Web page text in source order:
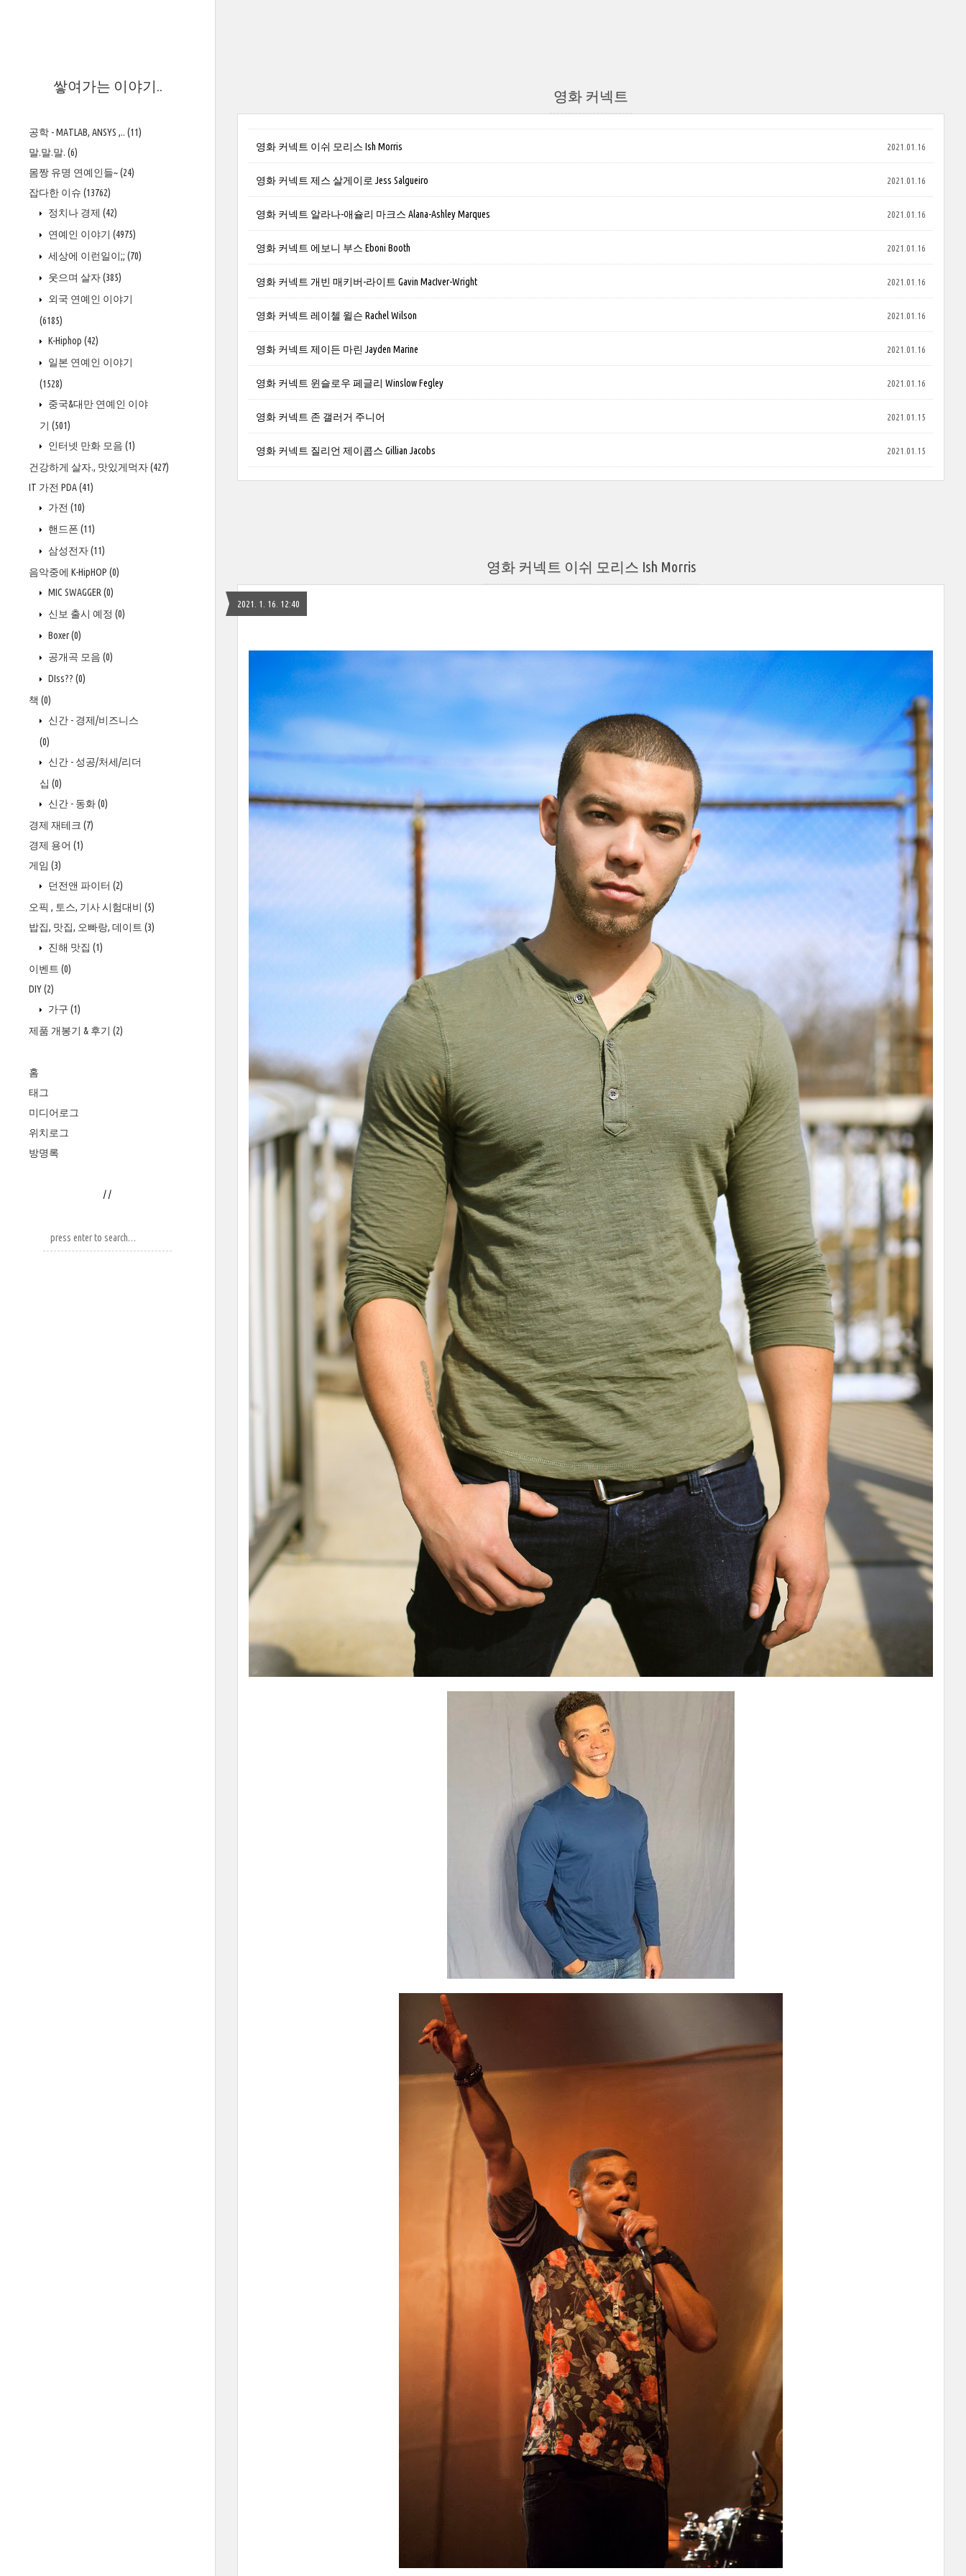
쌓여가는 이야기..
공학 - MATLAB, ANSYS ,.. (11)
말.말.말. (6)
몸짱 유명 연예인들~(24)
잡다한 이슈 (13762)
정치나 경제 (42)
연예인 이야기 (4975)
세상에 이런일이;; (70)
웃으며 살자(385)
외국 연예인 이야기
(6185)
K-Hiphop (42)
일본 연예인 이야기
(1528)
중국&대만 연예인 이야
기 (501)
인터넷 만화 모음 (1)
건강하게 살자., 맛있게먹자(427)
IT 가전 PDA(41)
가전 (10)
핸드폰 (11)
삼성전자(11)
음악중에 K-HipHOP (0)
MIC SWAGGER (0)
신보 출시 예정 (0)
Boxer(0)
공개곡 모음 (0)
DIss?? (0)
책 (0)
신간 - 경제/비즈니스
(0)
신간 - 성공/처세/리더
십 (0)
신간 - 동화(0)
경제 재테크 (7)
경제 용어 (1)
게임 (3)
던전앤 파이터 (2)
오픽 , 토스, 기사 시험대비 (5)
밥집, 맛집, 오빠랑, 데이트 (3)
진해 맛집 (1)
이벤트 (0)
DIY(2)
가구 (1)
제품 개봉기 & 후기 (2)
홈
태그
미디어로그
위치로그
방명록
/ /
영화 커넥트
영화 커넥트 이쉬 모리스 Ish Morris 2021.01.16
영화 커넥트 제스 살게이로 Jess Salgueiro 2021.01.16
영화 커넥트 알라나-애슐리 마크스 Alana-Ashley Marques 2021.01.16
영화 커넥트 에보니 부스 Eboni Booth 2021.01.16
영화 커넥트 개빈 매키버-라이트 Gavin MacIver-Wright 2021.01.16
영화 커넥트 레이첼 윌슨 Rachel Wilson 2021.01.16
영화 커넥트 제이든 마린 Jayden Marine 2021.01.16
영화 커넥트 윈슬로우 페글리 Winslow Fegley 2021.01.16
영화 커넥트 존 갤러거 주니어 2021.01.15
영화 커넥트 질리언 제이콥스 Gillian Jacobs 2021.01.15
영화 커넥트 이쉬 모리스 Ish Morris
2021. 1. 16. 12:40